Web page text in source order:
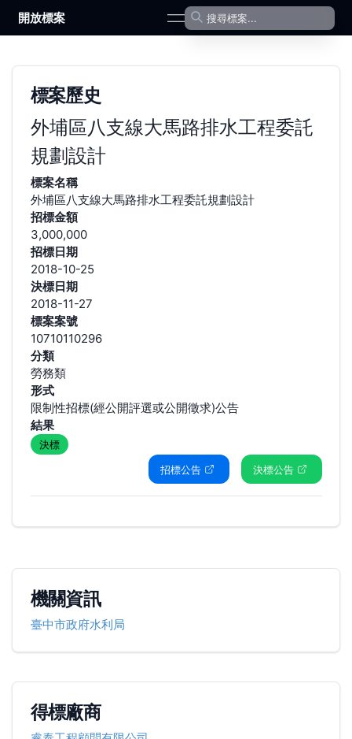
開放標案 open navigation menu
標案歷史
外埔區八支線大馬路排水工程委託
規劃設計
標案名稱
外埔區八支線大馬路排水工程委託規劃設計
招標金額
3,000,000
招標日期
2018-10-25
決標日期
2018-11-27
標案案號
10710110296
分類
勞務類
形式
限制性招標(經公開評選或公開徵求)公告
結果
決標
招標公告
決標公告
機關資訊
臺中市政府水利局
得標廠商